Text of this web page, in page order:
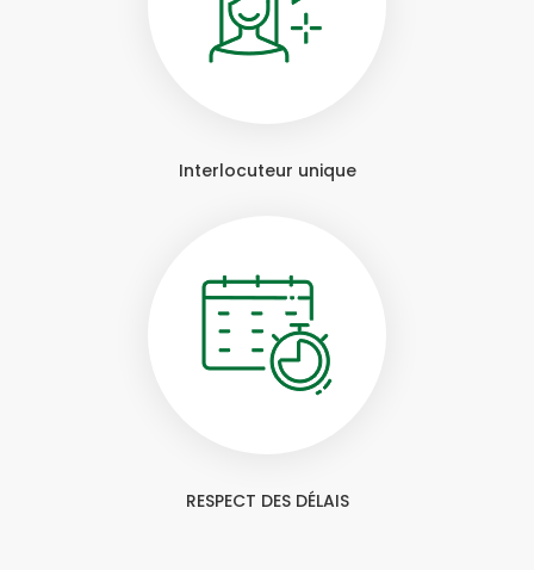
Interlocuteur unique
RESPECT DES DÉLAIS